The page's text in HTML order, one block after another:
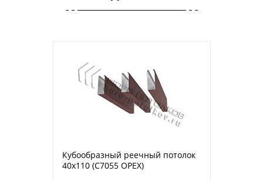
Кубообразный реечный потолок
40х110 (C7055 ОРЕХ)